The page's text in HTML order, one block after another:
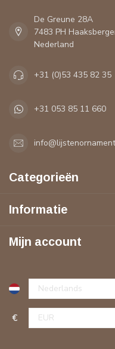
De Greune 28A
7483 PH
Nederland
+31 (0)53 435 82 35
+31 053 85 11 660
Categorieën
Informatie
Mijn account
€